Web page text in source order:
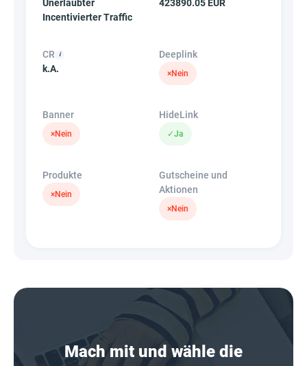
Unerlaubter
Incentivierter Traffic
423890.05 EUR
CR
k.A.
Deeplink
×Nein
Banner
×Nein
HideLink
✓Ja
Produkte
×Nein
Gutscheine und
Aktionen
×Nein
Mach mit und wähle die